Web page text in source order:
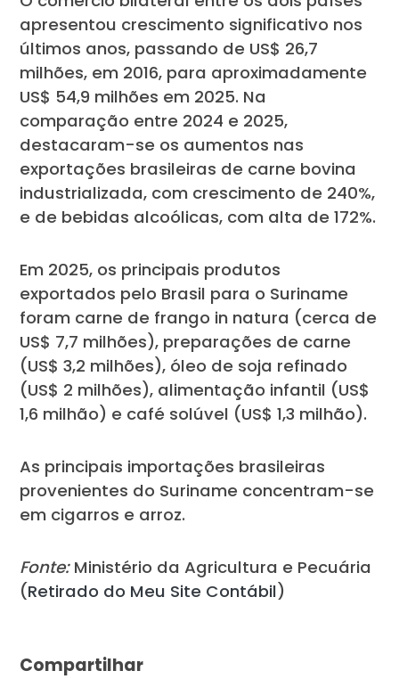
apresentou crescimento significativo nos
últimos anos, passando de US$ 26,7
milhões, em 2016, para aproximadamente
US$ 54,9 milhões em 2025. Na
comparação entre 2024 e 2025,
destacaram-se os aumentos nas
exportações brasileiras de carne bovina
industrializada, com crescimento de 240%,
e de bebidas alcoólicas, com alta de 172%.
Em 2025, os principais produtos
exportados pelo Brasil para o Suriname
foram carne de frango in natura (cerca de
US$ 7,7 milhões), preparações de carne
(US$ 3,2 milhões), óleo de soja refinado
(US$ 2 milhões), alimentação infantil (US$
1,6 milhão) e café solúvel (US$ 1,3 milhão).
As principais importações brasileiras
provenientes do Suriname concentram-se
em cigarros e arroz.
Fonte:Ministério da Agricultura e Pecuária
(Retirado do Meu Site Contábil)
Compartilhar